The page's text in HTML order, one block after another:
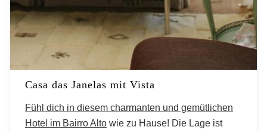
Casa das Janelas mit Vista
Fühl dich in diesem charmanten und gemütlichen
Hotel im Bairro Alto wie zu Hause! Die Lage ist